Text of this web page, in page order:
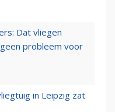
Dat vliegen
probleem voor
in Leipzig zat